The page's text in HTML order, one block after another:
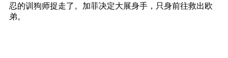
忍的训狗师捉走了。加菲决定大展身手，只身前往救出欧
弟。